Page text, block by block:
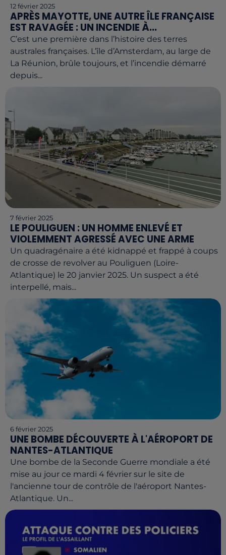
12 février 2025
APRÈS MAYOTTE, UNE AUTRE ÎLE FRANÇAISE
EST RAVAGÉE : UN INCENDIE À...
C’est une première dans l’histoire des terres
australes françaises. L’île d’Amsterdam, au large de
La Réunion, brûle toujours, et l’incendie démarré
depuis...
7 février 2025
LE POULIGUEN : UN HOMME ENLEVÉ ET
VIOLEMMENT AGRESSÉ AVEC UNE ARME
Un quadragénaire a été kidnappé et frappé à coups
de crosse de revolver au Pouliguen (Loire-
Atlantique) le 20 janvier 2025. Un suspect a été
interpellé, mais...
6 février 2025
UNE BOMBE DÉCOUVERTE À L'AÉROPORT DE
NANTES-ATLANTIQUE
Une bombe de la Seconde Guerre mondiale a été
mise au jour ce mardi 4 février sur le site de
l'ancienne tour de contrôle de l'aéroport Nantes-
Atlantique. Un...